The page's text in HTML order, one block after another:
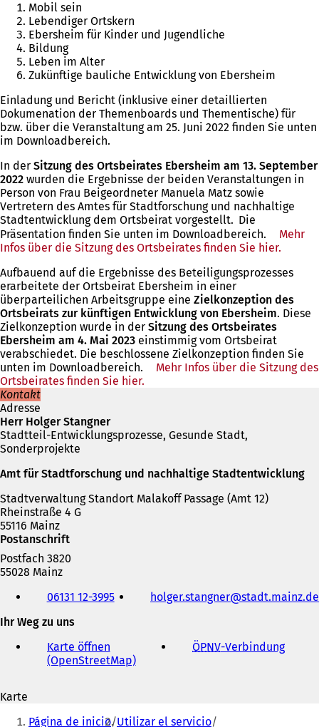
Mobil sein
Lebendiger Ortskern
Ebersheim für Kinder und Jugendliche
Bildung
Leben im Alter
Zukünftige bauliche Entwicklung von Ebersheim
Einladung und Bericht (inklusive einer detaillierten
Dokumenation der Themenboards und Thementische) für
bzw. über die Veranstaltung am 25. Juni 2022 finden Sie unten
im Downloadbereich.
In der Sitzung des Ortsbeirates Ebersheim am 13. September
2022 wurden die Ergebnisse der beiden Veranstaltungen in
Person von Frau Beigeordneter Manuela Matz sowie
Vertretern des Amtes für Stadtforschung und nachhaltige
Stadtentwicklung dem Ortsbeirat vorgestellt. Die
Präsentation finden Sie unten im Downloadbereich.
Mehr
Infos über die Sitzung des Ortsbeirates finden Sie hier.
einem
Tab)
Aufbauend auf die Ergebnisse des Beteiligungsprozesses
erarbeitete der Ortsbeirat Ebersheim in einer
überparteilichen Arbeitsgruppe eine Zielkonzeption des
Ortsbeirats zur künftigen Entwicklung von Ebersheim. Diese
Zielkonzeption wurde in der Sitzung des Ortsbeirates
Ebersheim am 4. Mai 2023 einstimmig vom Ortsbeirat
verabschiedet. Die beschlossene Zielkonzeption finden Sie
unten im Downloadbereich.
Mehr Infos über die Sitzung des
Ortsbeirates finden Sie hier.
Tab)
Kontakt
Adresse
Herr Holger Stangner
Stadtteil-Entwicklungsprozesse, Gesunde Stadt,
Sonderprojekte
Amt für Stadtforschung und nachhaltige Stadtentwicklung
Stadtverwaltung Standort Malakoff Passage (Amt 12)
Rheinstraße 4 G
55116 Mainz
Postanschrift
Postfach 3820
55028 Mainz
Fax
E-
Adresse
06131 12-3995 holger.stangner stadt.mainz de
Ihr Weg zu uns
Karte öffnen
(OpenStreetMap)(
n
ÖPNV-Verbindung(
Karte
Sie
Página de inicio Utilizar el servicio